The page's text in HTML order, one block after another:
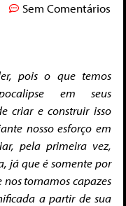
Sem Comentários
pois o que temos
em seus
criar e construir isso
nosso esforço em
pela primeira vez,
já que é somente por
tornamos capazes
a partir de sua